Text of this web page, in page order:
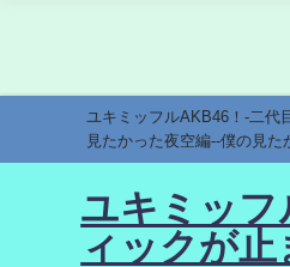
ユキミッフルAKB46！-二代
見たかった夜空編--僕の見た
ユキミッフ
ィックが